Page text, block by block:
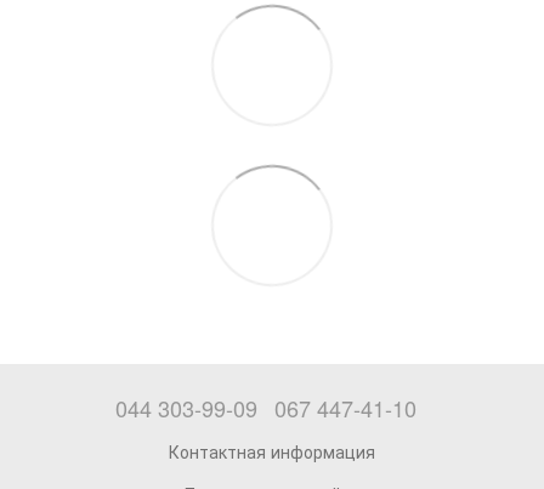
044 303-99-09 067 447-41-10
Контактная информация